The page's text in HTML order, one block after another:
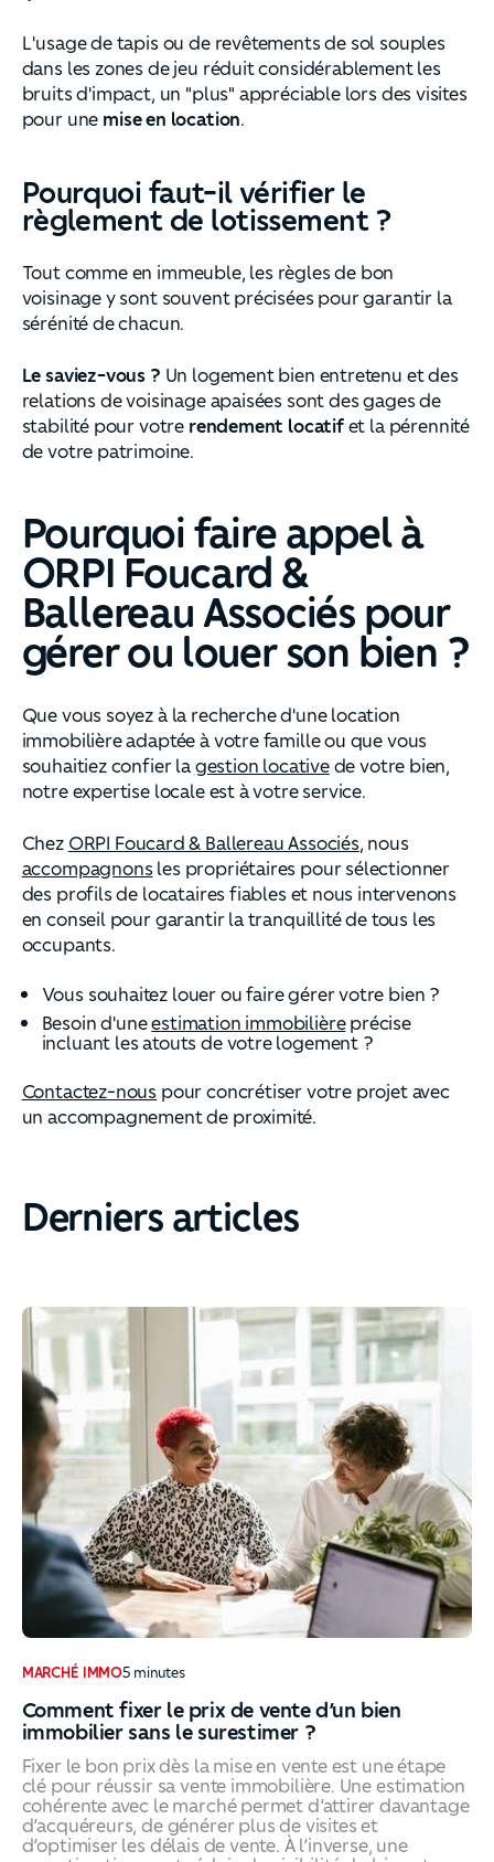
L'usage de tapis ou de revêtements de sol souples
dans les zones de jeu réduit considérablement les
bruits d'impact, un "plus" appréciable lors des visites
pour une mise en location.
Pourquoi faut-il vérifier le
règlement de lotissement ?
Tout comme en immeuble, les règles de bon
voisinage y sont souvent précisées pour garantir la
sérénité de chacun.
Le saviez-vous ? Un logement bien entretenu et des
relations de voisinage apaisées sont des gages de
stabilité pour votre rendement locatifet la pérennité
de votre patrimoine.
Pourquoi faire appel à
ORPI Foucard &
Ballereau Associés pour
gérer ou louer son bien ?
Que vous soyez à la recherche d'une location
immobilière adaptée à votre famille ou que vous
souhaitiez confier lagestion locativede votre bien,
notre expertise locale est à votre service.
Chez ORPI Foucard & Ballereau Associés, nous
accompagnonsles propriétaires pour sélectionner
des profils de locataires fiables et nous intervenons
en conseil pour garantir la tranquillité de tous les
occupants.
Vous souhaitez louer ou faire gérer votre bien ?
Besoin d'uneestimation immobilièreprécise
incluant les atouts de votre logement ?
Contactez-nous pour concrétiser votre projet avec
un accompagnement de proximité.
Derniers articles
MARCHÉ IMMO5 minutes
Comment fixer le prix de vente d’un bien
immobilier sans le surestimer ?
Fixer le bon prix dès la mise en vente est une étape
clé pour réussir sa vente immobilière. Une estimation
cohérente avec le marché permet d’attirer davantage
d’acquéreurs, de générer plus de visites et
d’optimiser les délais de vente. À l’inverse, une